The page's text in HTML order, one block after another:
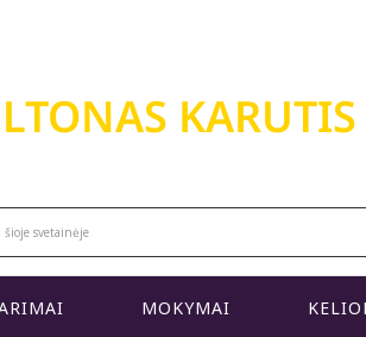
KARUTIS
MOKYMAI